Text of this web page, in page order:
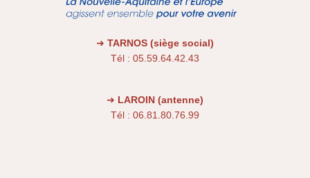
➜ TARNOS (siège social)
Tél : 05.59.64.42.43
➜ LAROIN (antenne)
Tél : 06.81.80.76.99